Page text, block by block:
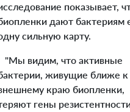
показывает,
дают бактериям
сильную карту.
"Мы видим, что активные
живущие ближе к
краю биопленки,
гены